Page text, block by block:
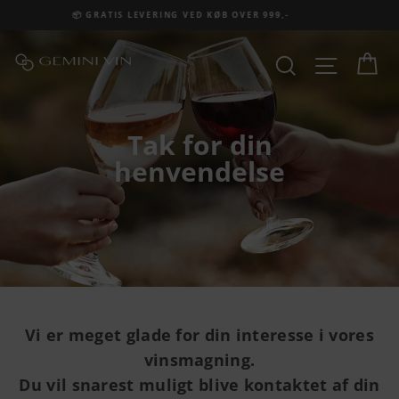
OVER 999,- ❤️ HØJ
Søg
Site
Tak for din
henvendelse
Vi er meget glade for din interesse i vores
vinsmagning.
Du vil snarest muligt blive kontaktet af din